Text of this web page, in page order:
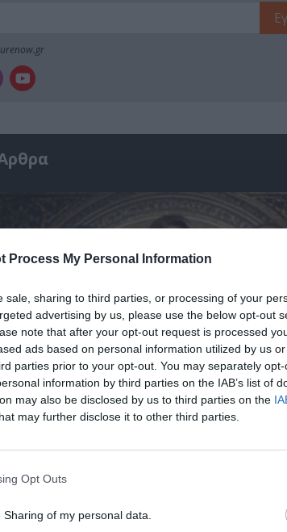
Process My Personal Information
sale, sharing to third parties, or processing of your
advertising by us, please use the below opt-out
note that after your opt-out request is processed
ads based on personal information utilized by us
parties prior to your opt-out. You may separately
information by third parties on the IAB’s list of
may also be disclosed by us to third parties on the
may further disclose it to other third parties.
Opt Outs
of my personal data.
Θεοδώρα, Αυτοκράτειρα του Βυζαντίου: Η